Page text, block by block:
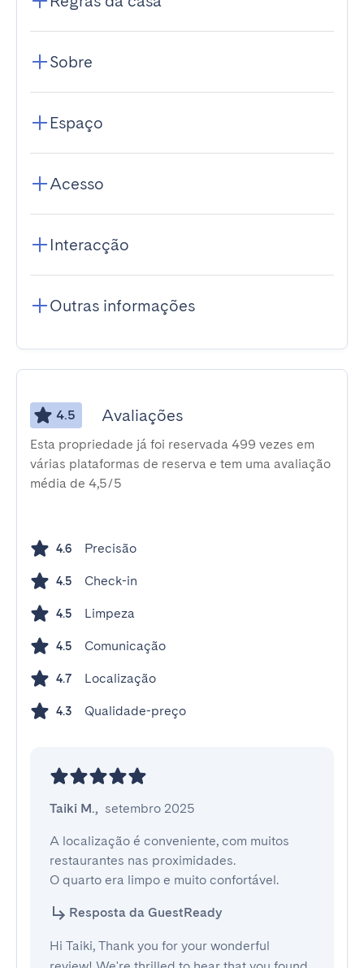
Sobre
Espaço
Acesso
Interacção
Outras informações
4.5 Avaliações
Esta propriedade já foi reservada 499 vezes em
várias plataformas de reserva e tem uma avaliação
média de 4,5/5
4.6 Precisão
4.5 Check-in
4.5 Limpeza
4.5 Comunicação
4.7 Localização
4.3 Qualidade-preço
Taiki M., setembro 2025
A localização é conveniente, com muitos
restaurantes nas proximidades.
O quarto era limpo e muito confortável.
Resposta da GuestReady
Hi Taiki, Thank you for your wonderful